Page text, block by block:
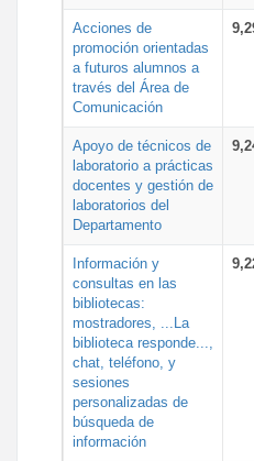
Acciones de
promoción orientadas
a futuros alumnos a
través del Área de
Comunicación
Apoyo de técnicos de
laboratorio a prácticas
docentes y gestión de
laboratorios del
Departamento
Información y
consultas en las
bibliotecas:
mostradores, ...La
biblioteca responde...,
chat, teléfono, y
sesiones
personalizadas de
búsqueda de
información